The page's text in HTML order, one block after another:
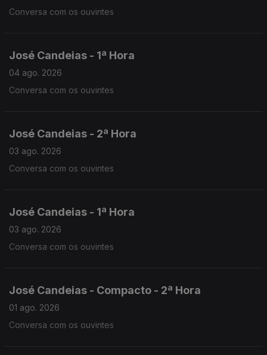
Conversa com os ouvintes
José Candeias - 1ª Hora
04 ago. 2026
Conversa com os ouvintes
José Candeias - 2ª Hora
03 ago. 2026
Conversa com os ouvintes
José Candeias - 1ª Hora
03 ago. 2026
Conversa com os ouvintes
José Candeias - Compacto - 2ª Hora
01 ago. 2026
Conversa com os ouvintes